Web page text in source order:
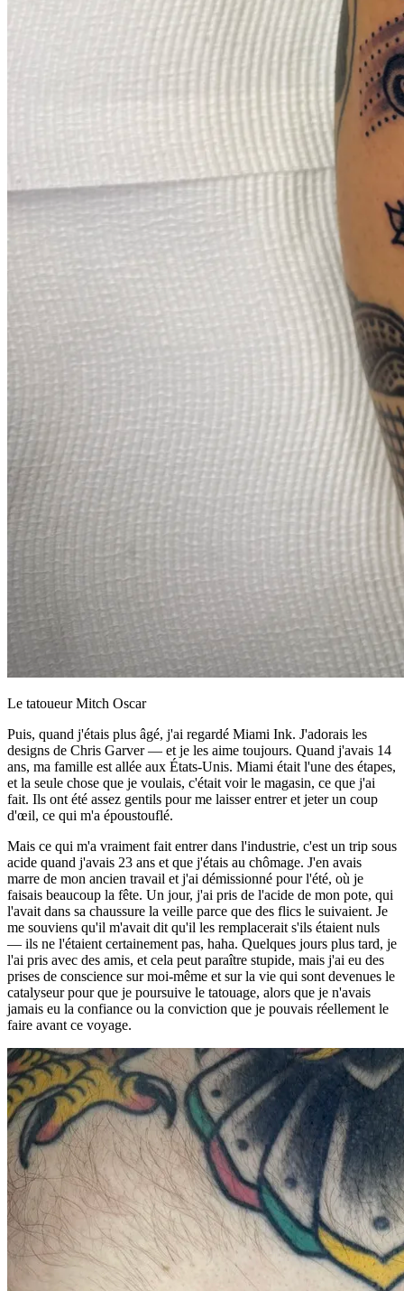
Le tatoueur Mitch Oscar
Puis, quand j'étais plus âgé, j'ai regardé Miami Ink. J'adorais les
designs de Chris Garver — et je les aime toujours. Quand j'avais 14
ans, ma famille est allée aux États-Unis. Miami était l'une des étapes,
et la seule chose que je voulais, c'était voir le magasin, ce que j'ai
fait. Ils ont été assez gentils pour me laisser entrer et jeter un coup
d'œil, ce qui m'a époustouflé.
Mais ce qui m'a vraiment fait entrer dans l'industrie, c'est un trip sous
acide quand j'avais 23 ans et que j'étais au chômage. J'en avais
marre de mon ancien travail et j'ai démissionné pour l'été, où je
faisais beaucoup la fête. Un jour, j'ai pris de l'acide de mon pote, qui
l'avait dans sa chaussure la veille parce que des flics le suivaient. Je
me souviens qu'il m'avait dit qu'il les remplacerait s'ils étaient nuls
— ils ne l'étaient certainement pas, haha. Quelques jours plus tard, je
l'ai pris avec des amis, et cela peut paraître stupide, mais j'ai eu des
prises de conscience sur moi-même et sur la vie qui sont devenues le
catalyseur pour que je poursuive le tatouage, alors que je n'avais
jamais eu la confiance ou la conviction que je pouvais réellement le
faire avant ce voyage.